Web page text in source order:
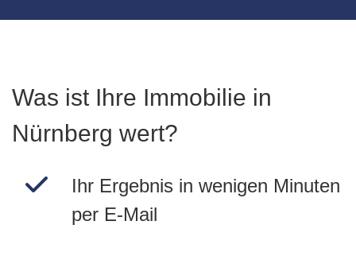
Was ist Ihre Immobilie in
Nürnberg wert?
Ihr Ergebnis in wenigen Minuten
per E-Mail